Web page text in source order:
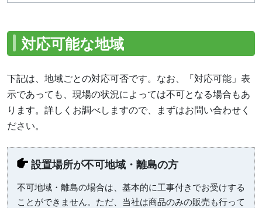
対応可能な地域
下記は、地域ごとの対応可否です。なお、「対応可能」表
示であっても、現場の状況によっては不可となる場合もあ
ります。詳しくお調べしますので、まずはお問い合わせく
ださい。
設置場所が不可地域・離島の方
不可地域・離島の場合は、基本的に工事付きでお受けする
ことができません。ただ、当社は商品のみの販売も行って